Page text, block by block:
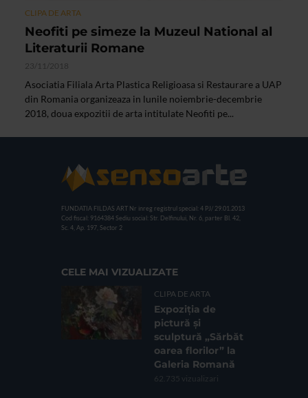
CLIPA DE ARTA
Neofiti pe simeze la Muzeul National al
Literaturii Romane
23/11/2018
Asociatia Filiala Arta Plastica Religioasa si Restaurare a UAP
din Romania organizeaza in lunile noiembrie-decembrie
2018, doua expozitii de arta intitulate Neofiti pe...
FUNDATIA FILDAS ART Nr inreg registrul special: 4 PJ/ 29.01.2013
Cod fiscal: 9164384 Sediu social: Str. Delfinului, Nr. 6, parter Bl. 42,
Sc. 4, Ap. 197, Sector 2
CELE MAI VIZUALIZATE
CLIPA DE ARTA
Expoziția de
pictură și
sculptură „Sărbăt
oarea florilor” la
Galeria Romană
62.735 vizualizari